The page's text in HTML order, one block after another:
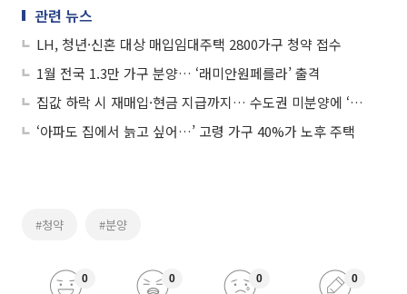
관련 뉴스
LH, 청년·신혼 대상 매입임대주택 2800가구 청약 접수
1월 전국 1.3만 가구 분양… ‘래미안원페를라’ 출격
집값 하락 시 재매입·현금 지급까지… 수도권 미분양에 ‘출혈 마케팅’ 속출
‘아파도 집에서 늙고 싶어…’ 고령 가구 40%가 노후 주택
#청약 #분양
0 0 0 0